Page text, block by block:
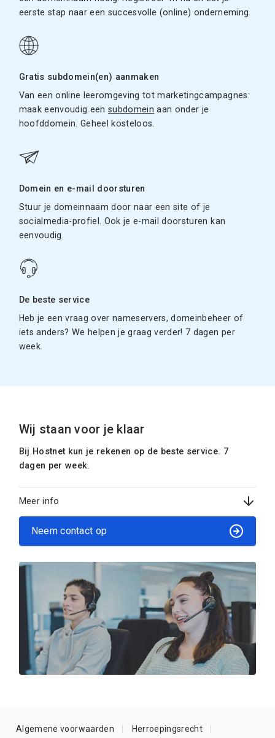
eerste stap naar een succesvolle (online) onderneming.
Gratis subdomein(en) aanmaken
Van een online leeromgeving tot marketingcampagnes:
maak eenvoudig eensubdomein aan onder je
hoofddomein. Geheel kosteloos.
Domein en e-mail doorsturen
Stuur je domeinnaam door naar een site of je
socialmedia-profiel. Ook je e-mail doorsturen kan
eenvoudig.
De beste service
Heb je een vraag over nameservers, domeinbeheer of
iets anders? We helpen je graag verder! 7 dagen per
week.
Wij staan voor je klaar
Bij Hostnet kun je rekenen op de beste service. 7
dagen per week.
Meer info
Neem contact op
Algemene voorwaarden Herroepingsrecht